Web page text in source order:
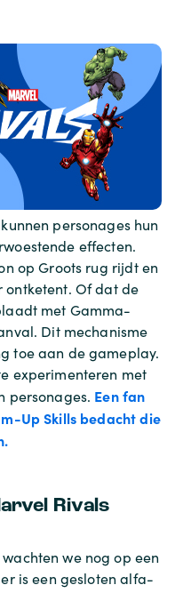
personages hun
effecten.
op Groots rug rijdt en
​​ontketent. Of dat de
met Gamma-
Dit mechanisme
toe aan de gameplay.
experimenteren met
personages. Een fan
Up Skills bedacht die
Rivals
we nog op een
is een gesloten alfa-